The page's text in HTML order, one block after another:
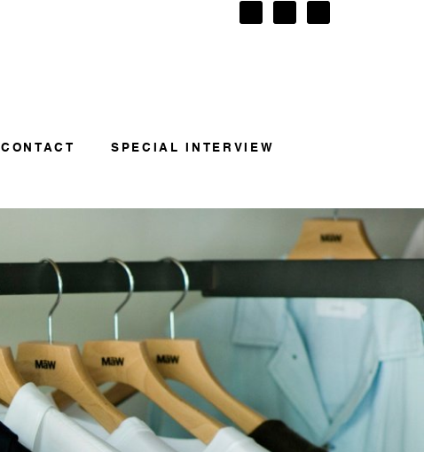
CONTACT SPECIAL INTERVIEW